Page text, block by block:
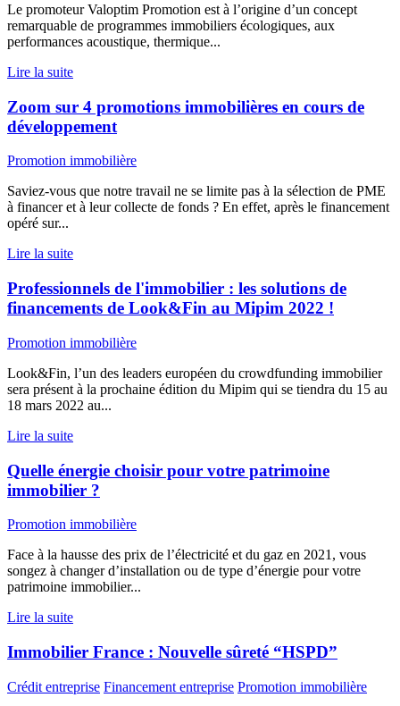
Le promoteur Valoptim Promotion est à l’origine d’un concept
remarquable de programmes immobiliers écologiques, aux
performances acoustique, thermique...
Lire la suite
Zoom sur 4 promotions immobilières en cours de
développement
Promotion immobilière
Saviez-vous que notre travail ne se limite pas à la sélection de PME
à financer et à leur collecte de fonds ? En effet, après le financement
opéré sur...
Lire la suite
Professionnels de l'immobilier : les solutions de
financements de Look&Fin au Mipim 2022 !
Promotion immobilière
Look&Fin, l’un des leaders européen du crowdfunding immobilier
sera présent à la prochaine édition du Mipim qui se tiendra du 15 au
18 mars 2022 au...
Lire la suite
Quelle énergie choisir pour votre patrimoine
immobilier ?
Promotion immobilière
Face à la hausse des prix de l’électricité et du gaz en 2021, vous
songez à changer d’installation ou de type d’énergie pour votre
patrimoine immobilier...
Lire la suite
Immobilier France : Nouvelle sûreté “HSPD”
Crédit entreprise Financement entreprise Promotion immobilière